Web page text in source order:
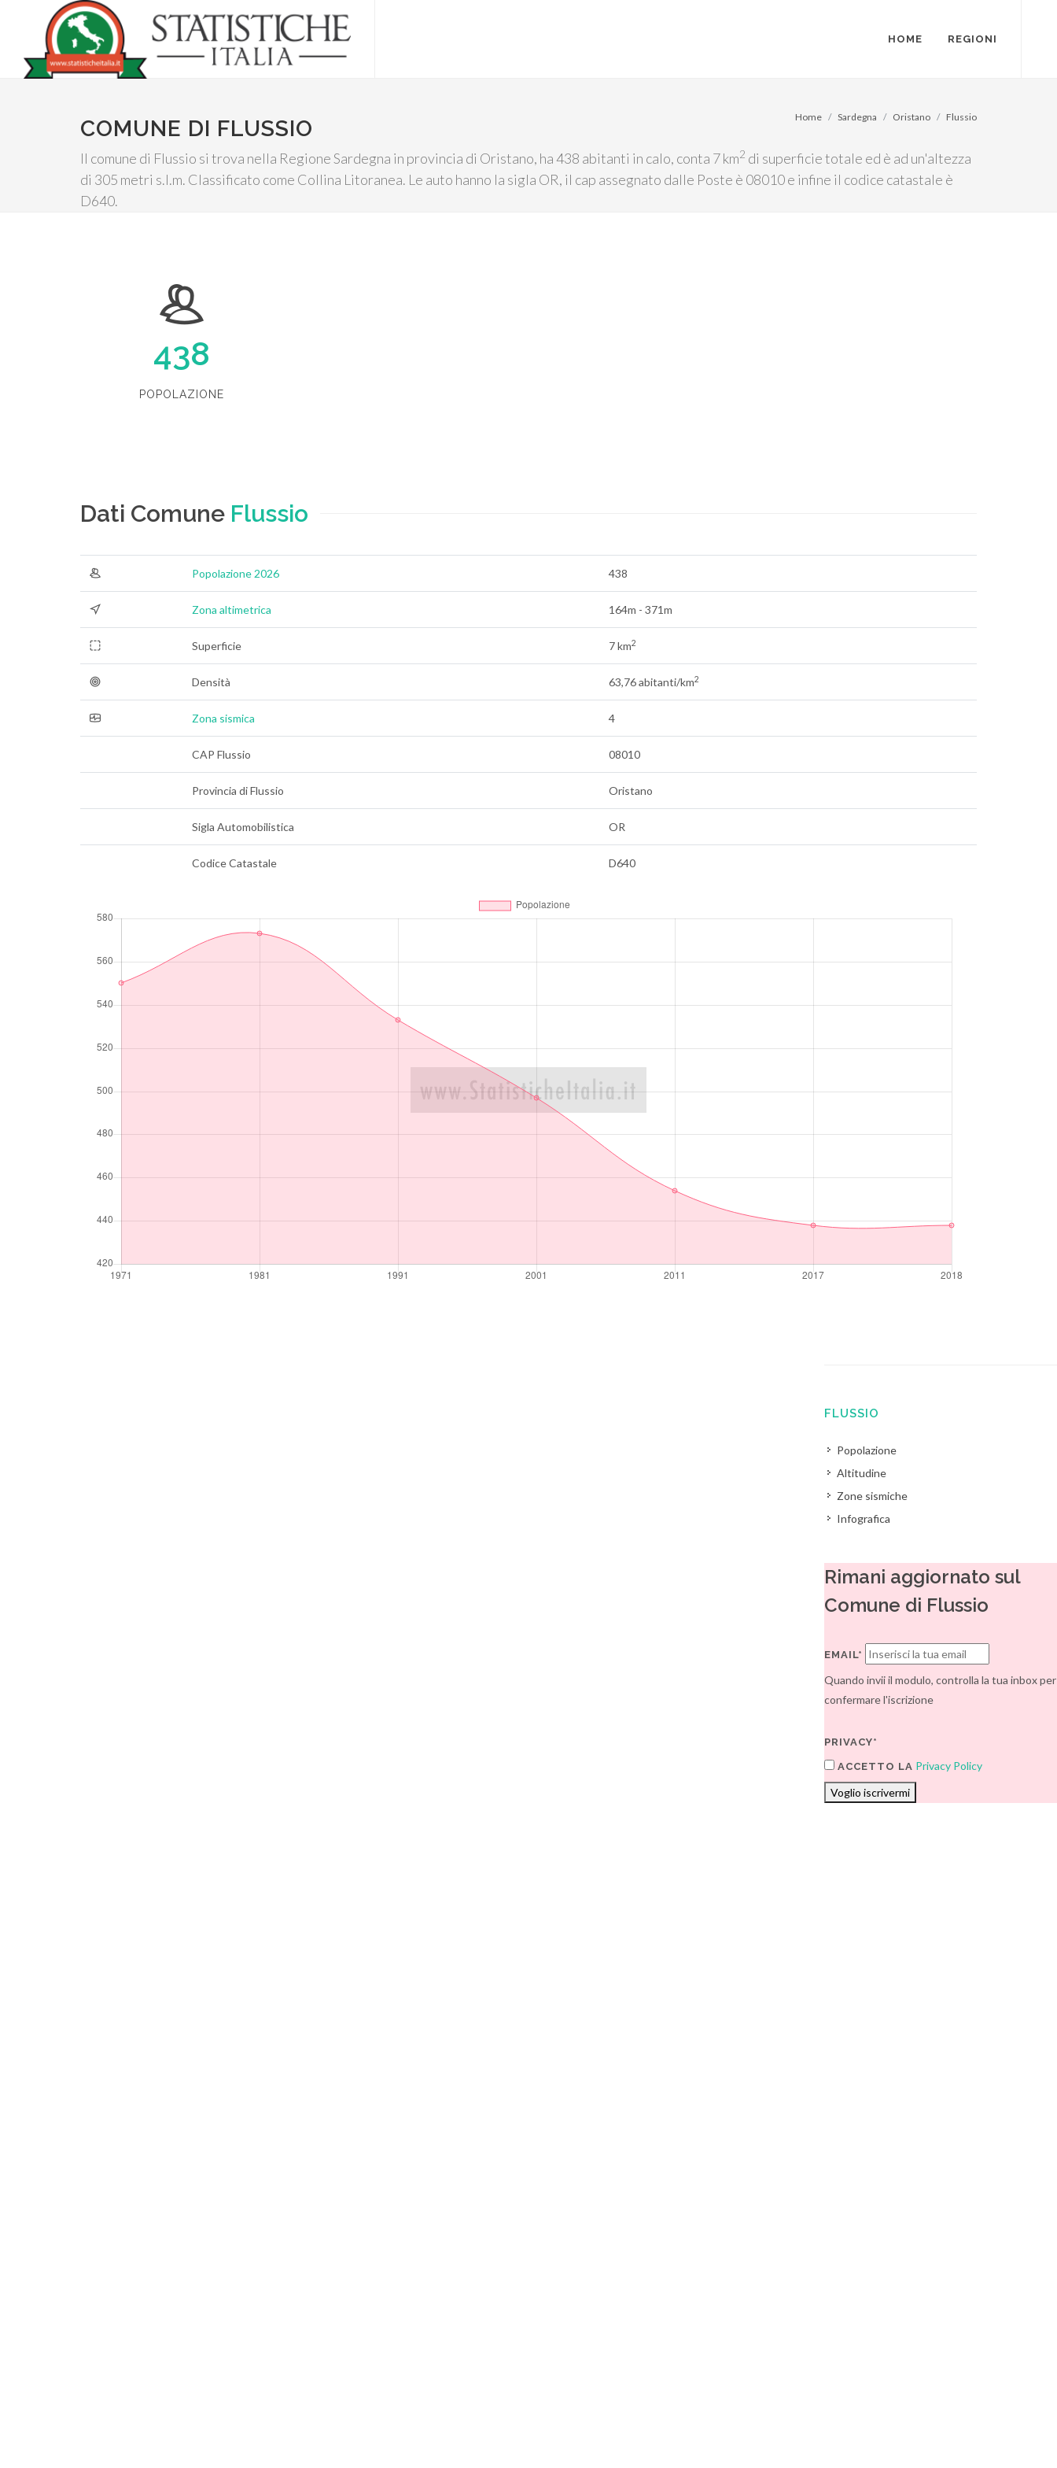
HOME REGIONI
COMUNE DI FLUSSIO
Il comune di Flussio si trova nella Regione Sardegna in provincia di Oristano, ha 438 abitanti in calo, conta 7 km2 di superficie totale ed è ad un'altezza
di 305 metri s.l.m. Classificato come Collina Litoranea. Le auto hanno la sigla OR, il cap assegnato dalle Poste è 08010 e infine il codice catastale è
D640.
Home Sardegna Oristano Flussio
438
POPOLAZIONE
Dati Comune Flussio
Popolazione 2026 438
Zona altimetrica 164m - 371m
Superficie 7 km2
Densità 63,76 abitanti/km2
Zona sismica 4
CAP Flussio 08010
Provincia di Flussio Oristano
Sigla Automobilistica OR
Codice Catastale D640
FLUSSIO
Popolazione
Altitudine
Zone sismiche
Infografica
Rimani aggiornato sul
Comune di Flussio
EMAIL*
Quando invii il modulo, controlla la tua inbox per
confermare l'iscrizione
PRIVACY*
ACCETTO LA Privacy Policy
Voglio iscrivermi